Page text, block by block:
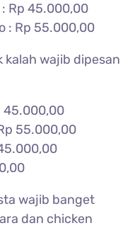
Rp 45.000,00
: Rp 55.000,00
wajib dipesan
45.000,00
55.000,00
wajib banget
dan chicken